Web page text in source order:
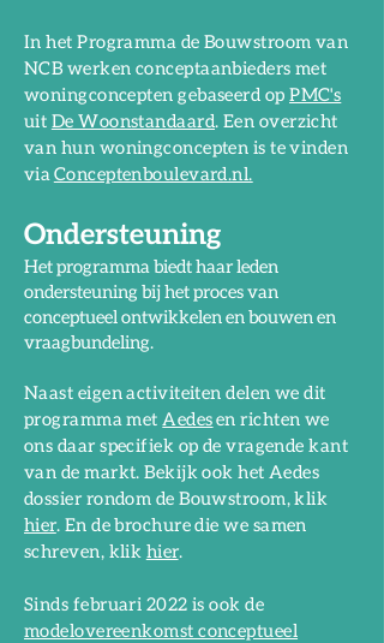
In het Programma de Bouwstroom van
NCB werken conceptaanbieders met
woningconcepten gebaseerd opPMC's
uit De Woonstandaard. Een overzicht
van hun woningconcepten is te vinden
via Conceptenboulevard.nl.
Ondersteuning
Het programma biedt haar leden
ondersteuning bij het proces van
conceptueel ontwikkelen en bouwen en
vraagbundeling.
Naast eigen activiteiten delen we dit
programma met Aedesen richten we
ons daar specifiek op de vragende kant
van de markt. Bekijk ook het Aedes
dossier rondom de Bouwstroom, klik
hier. En de brochure die we samen
schreven, klik hier.
Sinds februari 2022 is ook de
modelovereenkomst conceptueel